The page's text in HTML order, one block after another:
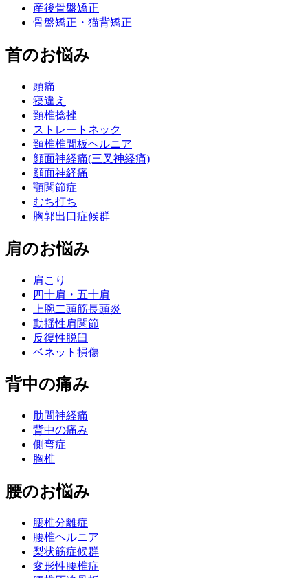
産後骨盤矯正
骨盤矯正・猫背矯正
首のお悩み
頭痛
寝違え
頸椎捻挫
ストレートネック
頸椎椎間板ヘルニア
顔面神経痛(三叉神経痛)
顔面神経痛
顎関節症
むち打ち
胸郭出口症候群
肩のお悩み
肩こり
四十肩・五十肩
上腕二頭筋長頭炎
動揺性肩関節
反復性脱臼
ベネット損傷
背中の痛み
肋間神経痛
背中の痛み
側弯症
胸椎
腰のお悩み
腰椎分離症
腰椎ヘルニア
梨状筋症候群
変形性腰椎症